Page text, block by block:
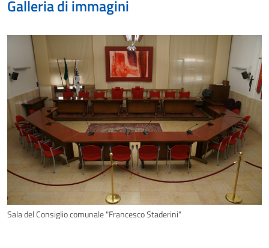
Galleria di immagini
Sala del Consiglio comunale "Francesco Staderini"